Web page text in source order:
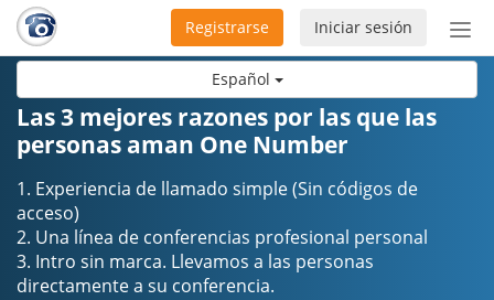
Español
de
Iniciar sesión
Registrarse
Las 3 mejores razones por las que las
personas aman One Number
1. Experiencia de llamado simple (Sin códigos de
acceso)
2. Una línea de conferencias profesional personal
3. Intro sin marca. Llevamos a las personas
directamente a su conferencia.